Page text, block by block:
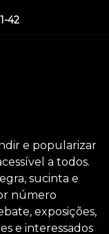
42
e popularizar
a todos.
sucinta e
número
exposições,
e interessados